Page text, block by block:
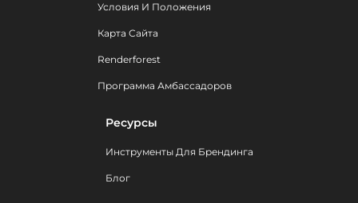
Условия И Положения
Карта Сайта
Renderforest
Программа Амбассадоров
Ресурсы
Инструменты Для Брендинга
Блог